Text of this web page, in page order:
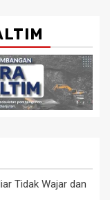
Tidak Wajar dan